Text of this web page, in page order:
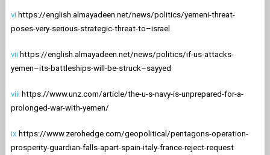
vi https://english.almayadeen.net/news/politics/yemeni-threat-
poses-very-serious-strategic-threat-to–israel
viihttps://english.almayadeen.net/news/politics/if-us-attacks-
yemen–its-battleships-will-be-struck–sayyed
viiihttps://www.unz.com/article/the-u-s-navy-is-unprepared-for-a-
prolonged-war-with-yemen/
ix https://www.zerohedge.com/geopolitical/pentagons-operation-
prosperity-guardian-falls-apart-spain-italy-france-reject-request